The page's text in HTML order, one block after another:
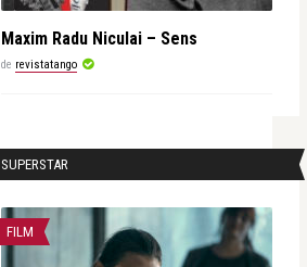
Maxim Radu Niculai – Sens
de revistatango
SUPERSTAR
FILM